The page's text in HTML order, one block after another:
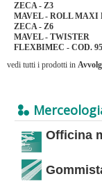
ZECA - Z3
MAVEL - ROLL MAXI
ZECA - Z6
MAVEL - TWISTER
FLEXBIMEC - COD.
vedi tutti i prodotti in
Officina